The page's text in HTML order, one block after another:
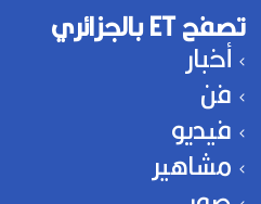
تصفح ET بالجزائري
أخبار
فن
فيديو
مشاهير